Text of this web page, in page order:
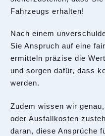
Fahrzeugs erhalten!
Nach einem
Sie Anspruch auf eine
ermitteln präzise die
und sorgen dafür, dass
werden.
Zudem wissen wir
oder Ausfallkosten
daran, diese Ansprüche